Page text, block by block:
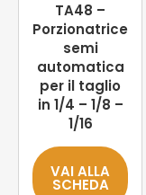
TA48 –
Porzionatrice
semi
automatica
per il taglio
in 1/4 – 1/8 –
1/16
VAI ALLA
SCHEDA